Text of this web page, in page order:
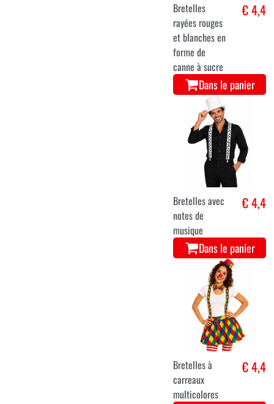
Bretelles
rayées rouges
et blanches en
forme de
canne à sucre
€ 4,4
Dans le panier
Bretelles avec
notes de
musique
€ 4,4
Dans le panier
Bretelles à
carreaux
multicolores
€ 4,4